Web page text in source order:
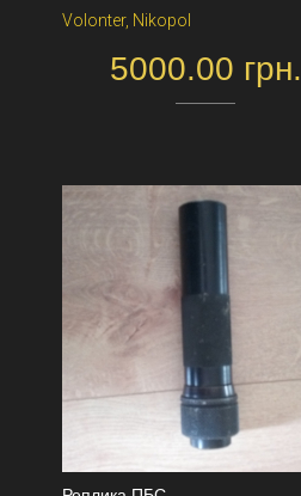
Volonter, Nikopol
5000.00 грн.